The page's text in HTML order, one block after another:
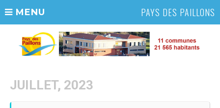
MENU PAYS DES PAILLONS
JUILLET, 2023